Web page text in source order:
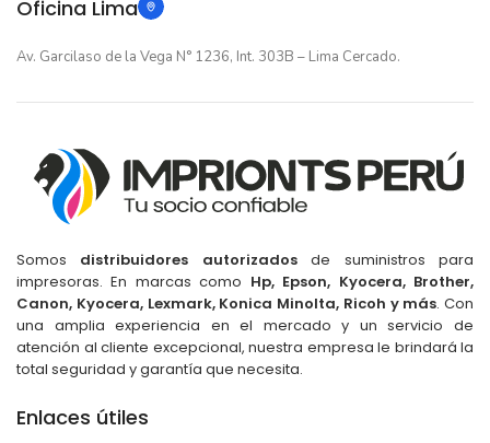
Cinta Epson FX890 FX890II para FX890
(1)
44.99El
precio
original
era:
S/33.00El
precio
actual
es:
Oficina Lima
Av. Garcilaso de la Vega N° 1236, Int. 303B – Lima Cercado.
Somos distribuidores autorizadosde suministros para
impresoras. En marcas como Hp, Epson, Kyocera, Brother,
Canon, Kyocera, Lexmark, Konica Minolta, Ricoh y más. Con
una amplia experiencia en el mercado y un servicio de
atención al cliente excepcional, nuestra empresa le brindará la
total seguridad y garantía que necesita.
Enlaces útiles